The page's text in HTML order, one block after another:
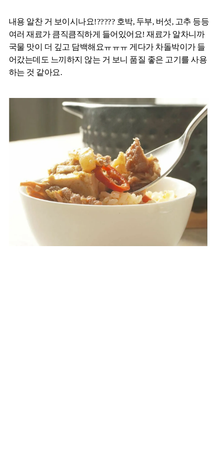
내용 알찬 거 보이시나요!????? 호박, 두부, 버섯, 고추 등등
여러 재료가 큼직큼직하게 들어있어요! 재료가 알차니까
국물 맛이 더 깊고 담백해요ㅠㅠㅠ 게다가 차돌박이가 들
어갔는데도 느끼하지 않는 거 보니 품질 좋은 고기를 사용
하는 것 같아요.